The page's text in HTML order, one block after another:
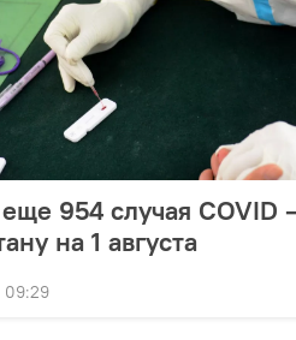
954 случая COVID
на 1 августа
09:29